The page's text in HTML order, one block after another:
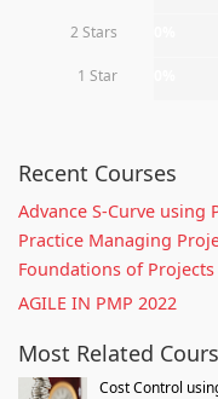
2 Stars
1 Star
Recent Courses
Advance S-Curve using
Practice Managing
Foundations of
AGILE IN PMP 2022
Most Related
Cost Control